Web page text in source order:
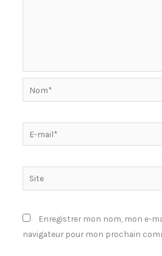
mail*
Site
Enregistrer mon nom, mon e-
navigateur pour mon prochain